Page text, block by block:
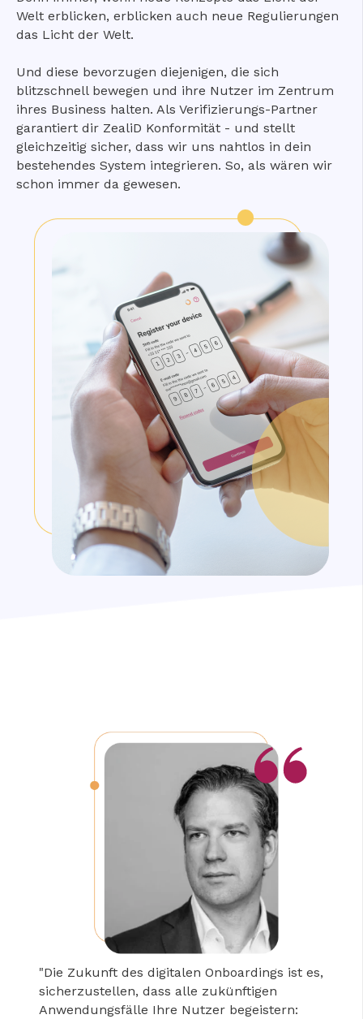
Welt erblicken, erblicken auch neue Regulierungen
das Licht der Welt.
Und diese bevorzugen diejenigen, die sich
blitzschnell bewegen und ihre Nutzer im Zentrum
ihres Business halten. Als Verifizierungs-Partner
garantiert dir ZealiD Konformität - und stellt
gleichzeitig sicher, dass wir uns nahtlos in dein
bestehendes System integrieren. So, als wären wir
schon immer da gewesen.
"Die Zukunft des digitalen Onboardings ist es,
sicherzustellen, dass alle zukünftigen
Anwendungsfälle Ihre Nutzer begeistern: